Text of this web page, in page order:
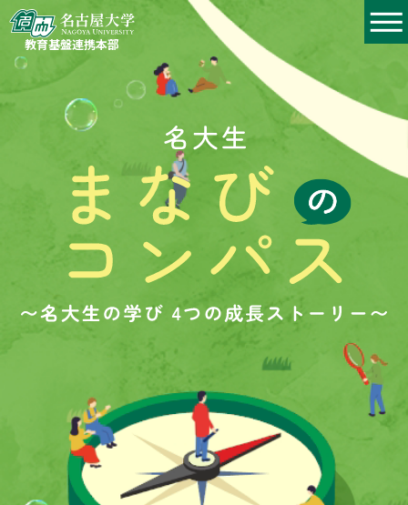
教育基盤連携本部
文系学部
工学部
理系学部
医学部
みんなのストーリーを
学年ごとにみる
１年次をみる
２年次をみる
３年次をみる
４年次をみる
５〜６年次をみる